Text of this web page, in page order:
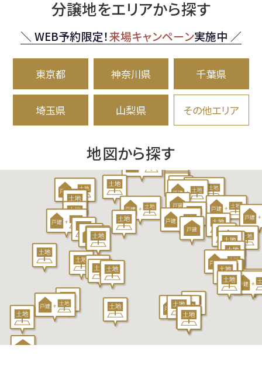
の
分
宅・
建
売・
分譲地をエリアから探す
＼ WEB予約限定！来場キャンペーン実施中 ／
東京都 神奈川県 千葉県
埼玉県 山梨県 その他エリア
地図から探す